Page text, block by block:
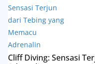
Cliff Diving: Sensasi